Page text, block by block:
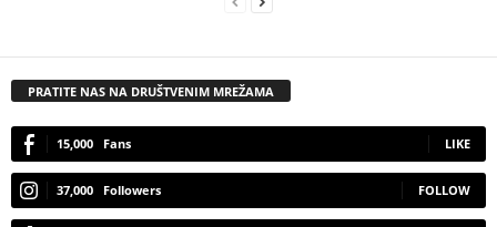
PRATITE NAS NA DRUŠTVENIM MREŽAMA
15,000 Fans LIKE
37,000 Followers FOLLOW